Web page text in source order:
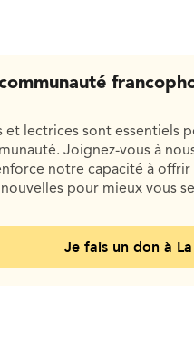
et lectrices sont essentiels
Joignez-vous à
notre capacité à
pour mieux vous
Je fais un don à